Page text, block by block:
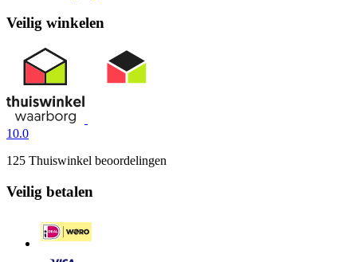
Veilig winkelen
10.0
125 Thuiswinkel beoordelingen
Veilig betalen